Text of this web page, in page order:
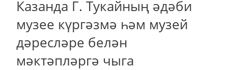
Казанда Г. Тукайның әдәби
музее күргәзмә һәм музей
дәресләре белән
мәктәпләргә чыга